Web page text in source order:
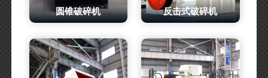
圆锥破碎机 反击式破碎机